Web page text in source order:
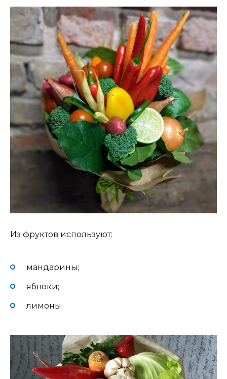
Из фруктов используют:
мандарины;
яблоки;
лимоны.